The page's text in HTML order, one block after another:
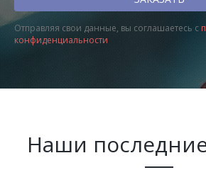
Отправляя свои данные, вы соглашаетесь с
конфиденциальности
Наши